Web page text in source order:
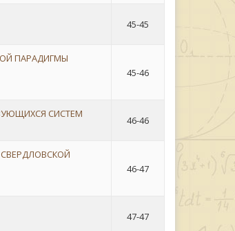
45-45
ПАРАДИГМЫ
45-46
СИСТЕМ
46-46
46-47
47-47